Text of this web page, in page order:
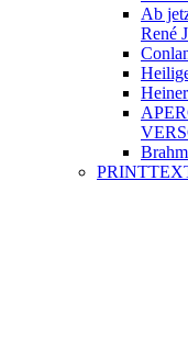
Ab
René